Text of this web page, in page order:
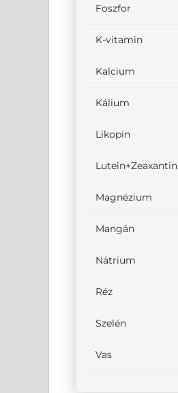
Foszfor
K-vitamin
Kalcium
Kálium
Likopin
Lutein+Zeaxantin
Magnézium
Mangán
Nátrium
Réz
Szelén
Vas